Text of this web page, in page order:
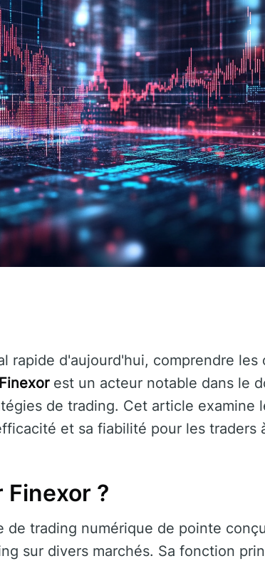
rapide d'aujourd'hui, comprendre les
est un acteur notable dans le
de trading. Cet article examine
et sa fiabilité pour les traders
?
trading numérique de pointe
sur divers marchés. Sa fonction